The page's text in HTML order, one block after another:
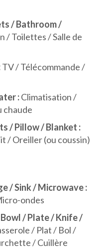
/ Bathroom /
/ Toilettes / Salle de
TV / Télécommande /
:Climatisation /
chaude
/ Pillow / Blanket :
/ Oreiller (ou coussin)
/ Sink / Microwave :
ondes
/ Plate / Knife /
/ Plat / Bol /
/ Cuillère